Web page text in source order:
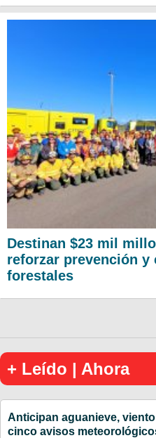
Destinan $23 mil
reforzar prevención y
forestales
+ Leído | Ahora
Anticipan aguanieve,
cinco avisos